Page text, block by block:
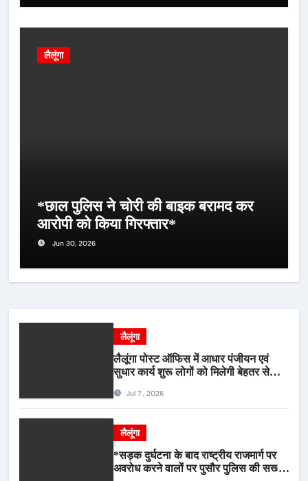
लैलूंगा
*छाल पुलिस ने चोरी की बाइक बरामद कर
आरोपी को किया गिरफ्तार*
Jun 30, 2026
लैलूंगा
लैलूंगा पोस्ट ऑफिस में आधार पंजीयन एवं
सुधार कार्य शुरू लोगों को मिलेगी बेहतर सेवा,
Jul 7 , 2026
लैलूंगा
*सड़क दुर्घटना के बाद राष्ट्रीय राजमार्ग पर
अवरोध करने वालों पर पुसौर पुलिस की सख्त